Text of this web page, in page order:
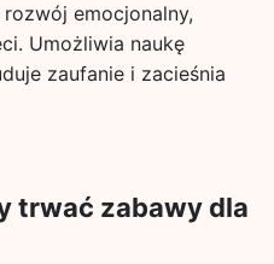
emocjonalny,
Umożliwia naukę
zaufanie i zacieśnia
trwać zabawy dla